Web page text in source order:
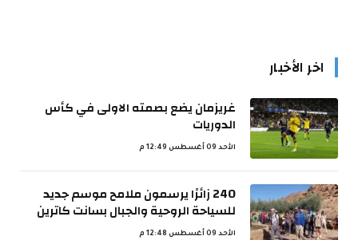
اخر الأخبار
غريزمان يضع بصمته الاولى في كأس
الدوريات
الأحد 09 أغسطس 12:49 م
240 زائرًا يرسمون ملامح موسم جديد
للسياحة الروحية والجبال بسانت كاترين
الأحد 09 أغسطس 12:48 م